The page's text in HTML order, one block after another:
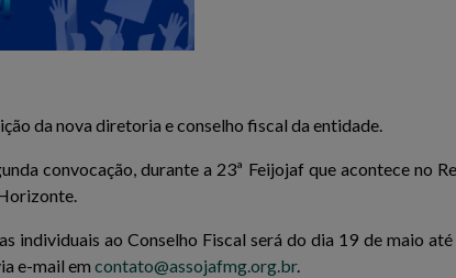
da nova diretoria e conselho fiscal da entidade.
convocação, durante a 23ª Feijojaf que acontece no
individuais ao Conselho Fiscal será do dia 19 de maio
e-mail em contato@assojafmg.org.br.